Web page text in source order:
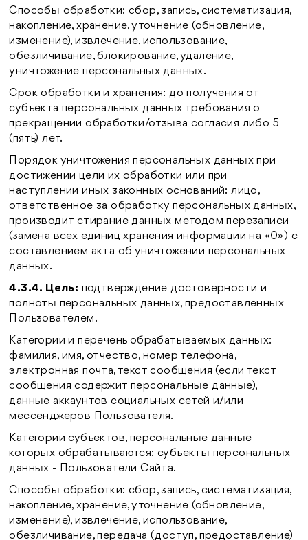
Способы обработки: сбор, запись, систематизация,
накопление, хранение, уточнение (обновление,
изменение), извлечение, использование,
обезличивание, блокирование, удаление,
уничтожение персональных данных.
Срок обработки и хранения: до получения от
субъекта персональных данных требования о
прекращении обработки/отзыва согласия либо 5
(пять) лет.
Порядок уничтожения персональных данных при
достижении цели их обработки или при
наступлении иных законных оснований: лицо,
ответственное за обработку персональных данных,
производит стирание данных методом перезаписи
(замена всех единиц хранения информации на «0») с
составлением акта об уничтожении персональных
данных.
4.3.4. Цель: подтверждение достоверности и
полноты персональных данных, предоставленных
Пользователем.
Категории и перечень обрабатываемых данных:
фамилия, имя, отчество, номер телефона,
электронная почта, текст сообщения (если текст
сообщения содержит персональные данные),
данные аккаунтов социальных сетей и/или
мессенджеров Пользователя.
Категории субъектов, персональные данные
которых обрабатываются: субъекты персональных
данных - Пользователи Сайта.
Способы обработки: сбор, запись, систематизация,
накопление, хранение, уточнение (обновление,
изменение), извлечение, использование,
обезличивание, передача (доступ, предоставление)